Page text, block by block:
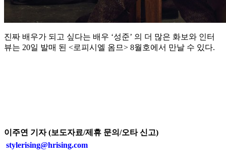
진짜 배우가 되고 싶다는 배우 ‘성준’ 의 더 많은 화보와 인터
뷰는 20일 발매 된 <로피시엘 옴므> 8월호에서 만날 수 있다.
이주연 기자 (보도자료/제휴 문의/오타 신고)
stylerising@hrising.com